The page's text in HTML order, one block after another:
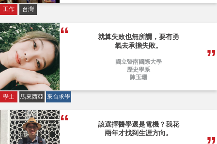
工作 台灣
就算失敗也無所謂，要有勇
氣去承擔失敗。
國立暨南國際大學
歷史學系
陳玉珊
學士 馬來西亞 來台求學
該選擇醫學還是電機？我花
兩年才找到生涯方向。